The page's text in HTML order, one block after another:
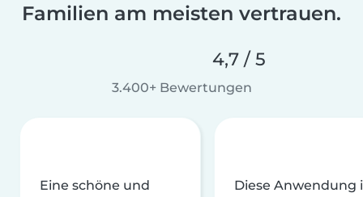
Familien am meisten vertrauen.
4,7 / 5
3.400+ Bewertungen
Eine schöne und
Diese Anwendung